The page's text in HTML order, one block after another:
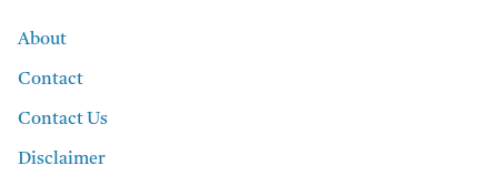
About
Contact
Contact Us
Disclaimer